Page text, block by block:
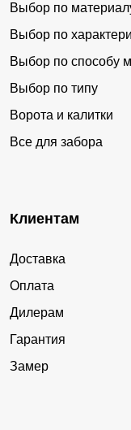
Выбор по
Выбор по
Выбор по способу
Выбор по типу
Ворота и калитки
Все для забора
Клиентам
Доставка
Оплата
Дилерам
Гарантия
Замер